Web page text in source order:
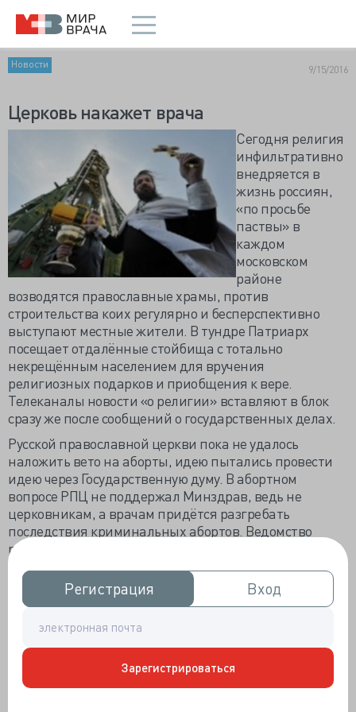
Регистрация
Регистрация Вход
Вход
Зарегистрироваться
Новости 9/15/2016
Церковь накажет врача
Сегодня религия
инфильтративно
внедряется в
жизнь россиян,
«по просьбе
паствы» в
каждом
московском
районе
возводятся православные храмы, против
строительства коих регулярно и бесперспективно
выступают местные жители. В тундре Патриарх
посещает отдалённые стойбища с тотально
некрещённым населением для вручения
религиозных подарков и приобщения к вере.
Телеканалы новости «о религии» вставляют в блок
сразу же после сообщений о государственных делах.
Русской православной церкви пока не удалось
наложить вето на аборты, идею пытались провести
идею через Государственную думу. В абортном
вопросе РПЦ не поддержал Минздрав, ведь не
церковникам, а врачам придётся разгребать
последствия криминальных абортов. Ведомство
разумное внедрило – предабортное
консультирование даёт позитивный результат без
отказа от вмешательства по медицинским
показаниям. Настоятель одного калужского храма
моратория на аборты в День защиты детей, и
действительно, 1 июня не проводят вмешательства
«по желанию женщины», оставив медицинские
показания без православной коррекции.